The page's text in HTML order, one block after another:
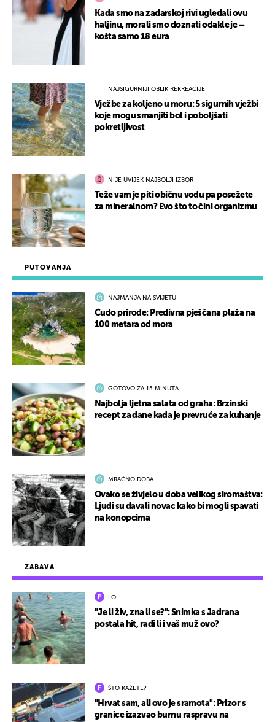
ZABAVA
LOL
"Je li živ, zna li se?": Snimka s Jadrana
postala hit, radi li i vaš muž ovo?
ŠTO KAŽETE?
"Hrvat sam, ali ovo je sramota": Prizor s
granice izazvao burnu raspravu na
PUTOVANJA
NAJMANJA NA SVIJETU
Čudo prirode: Predivna pješčana plaža na
100 metara od mora
GOTOVO ZA 15 MINUTA
Najbolja ljetna salata od graha: Brzinski
recept za dane kada je prevruće za kuhanje
MRAČNO DOBA
Ovako se živjelo u doba velikog siromaštva:
Ljudi su davali novac kako bi mogli spavati
na konopcima
Kada smo na zadarskoj rivi ugledali ovu
haljinu, morali smo doznati odakle je –
košta samo 18 eura
NAJSIGURNIJI OBLIK REKREACIJE
Vježbe za koljeno u moru: 5 sigurnih vježbi
koje mogu smanjiti bol i poboljšati
pokretljivost
NIJE UVIJEK NAJBOLJI IZBOR
Teže vam je piti običnu vodu pa posežete
za mineralnom? Evo što to čini organizmu